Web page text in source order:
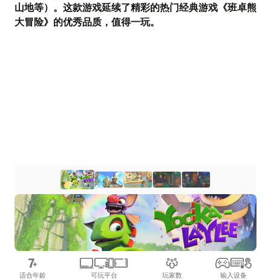
山地等）。这款游戏延续了精彩的热门经典游戏《班卓熊
大冒险》的优秀品质，值得一玩。
适合年龄 可玩平台 玩家数 输入设备